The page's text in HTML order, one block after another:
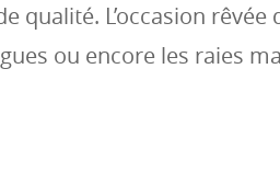
qualité. L’occasion
ou encore les raies